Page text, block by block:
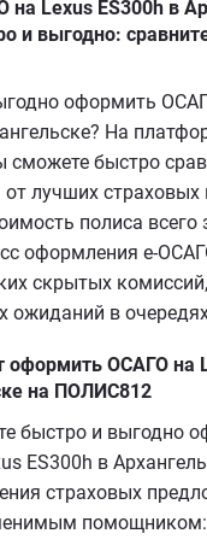
на Lexus ES300h в
и выгодно:
оформить
На
быстро
лучших страховых
полиса всего
оформления
скрытых
ожиданий в
оформить ОСАГО на
на ПОЛИС812
быстро и выгодно
ES300h в
страховых
помощником: